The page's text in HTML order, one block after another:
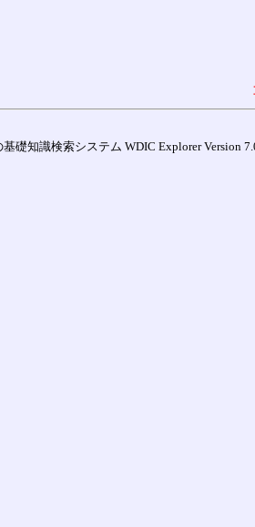
基礎知識検索システム WDIC Explorer Version